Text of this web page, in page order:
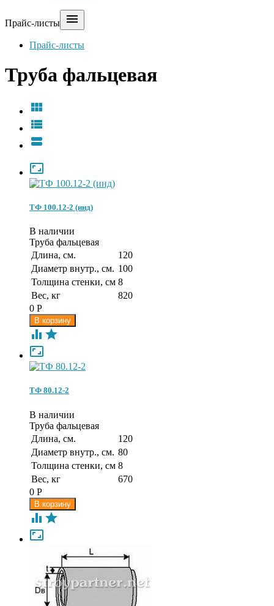
Прайс-листы 
Прайс-листы
Труба фальцевая




ТФ 100.12-2 (инд)
В наличии
Труба фальцевая
Длина, см.
120
Диаметр внутр., см. 100
Толщина стенки, см 8
Вес, кг
820
0 Р
 

ТФ 80.12-2
В наличии
Труба фальцевая
Длина, см.
120
Диаметр внутр., см. 80
Толщина стенки, см 8
Вес, кг
670
0 Р
 
